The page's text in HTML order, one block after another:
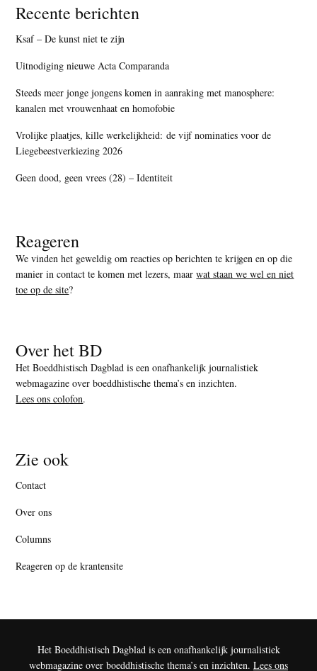
Recente berichten
Ksaf – De kunst niet te zijn
Uitnodiging nieuwe Acta Comparanda
Steeds meer jonge jongens komen in aanraking met manosphere:
kanalen met vrouwenhaat en homofobie
Vrolijke plaatjes, kille werkelijkheid: de vijf nominaties voor de
Liegebeestverkiezing 2026
Geen dood, geen vrees (28) – Identiteit
Reageren
We vinden het geweldig om reacties op berichten te krijgen en op die
manier in contact te komen met lezers, maarwat staan we wel en niet
toe op de site?
Over het BD
Het Boeddhistisch Dagblad is een onafhankelijk journalistiek
webmagazine over boeddhistische thema’s en inzichten.
Lees ons colofon.
Zie ook
Contact
Over ons
Columns
Reageren op de krantensite
Het Boeddhistisch Dagblad is een onafhankelijk journalistiek
webmagazine over boeddhistische thema’s en inzichten. Lees ons